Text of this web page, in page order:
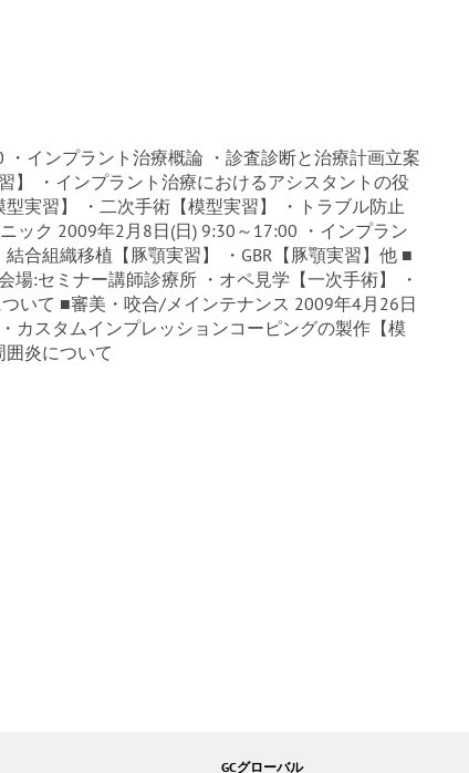
インプラント治療概論 ・診査診断と治療計画立案
】 ・インプラント治療におけるアシスタントの役
実習】 ・二次手術【模型実習】 ・トラブル防止
ック 2009年2月8日(日) 9:30～17:00 ・インプラン
合組織移植【豚顎実習】 ・GBR【豚顎実習】他 ■
:セミナー講師診療所 ・オペ見学【一次手術】 ・
いて ■審美・咬合/メインテナンス 2009年4月26日
カスタムインプレッションコーピングの製作【模
炎について
GCグローバル